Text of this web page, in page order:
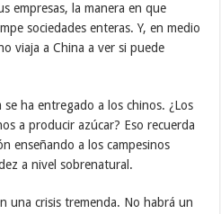
empresas, la manera en que
sociedades enteras. Y, en medio
viaja a China a ver si puede
ha entregado a los chinos. ¿Los
a producir azúcar? Eso recuerda
enseñando a los campesinos
a nivel sobrenatural.
una crisis tremenda. No habrá un